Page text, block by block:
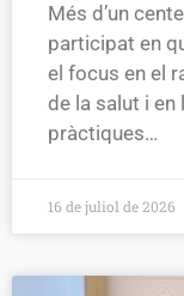
Més d’un
participat en
el focus en el
de la salut i
pràctiques…
16 de juliol de 2026